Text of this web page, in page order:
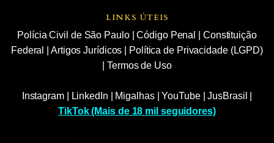
LINKS ÚTEIS
Polícia Civil de São Paulo|Código Penal
Constituição
Federal
Artigos Jurídicos
Política de Privacidade (LGPD)
|Termos de Uso
Instagram| LinkedIn Migalhas|YouTube|JusBrasil
TikTok (Mais de 18 mil seguidores)